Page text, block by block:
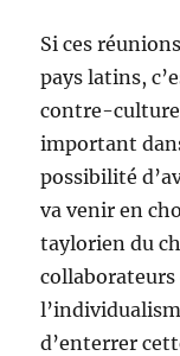
Si ces
pays latins,
contre-
important
possibilité
va venir en
taylorien du
d’enterrer